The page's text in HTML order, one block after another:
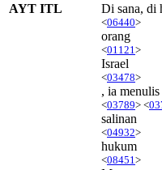
AYT ITL
Di sana, di
<06440>
orang
<01121 >
Israel
<03478>
, ia menulis
<03789> <
salinan
<04932>
hukum
<08451 >